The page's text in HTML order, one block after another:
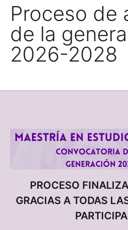
Proceso de
de la
2026-2028
PROCESO
GRACIAS A TODAS